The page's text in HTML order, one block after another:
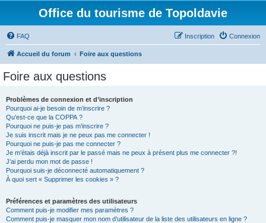
Office du tourisme de Topoldavie
FAQ Connexion
Inscription
Accueil du forum Foire aux questions
Foire aux questions
Problèmes de connexion et d’inscription
Pourquoi ai-je besoin de m’inscrire ?
Qu’est-ce que la COPPA ?
Pourquoi ne puis-je pas m’inscrire ?
Je suis inscrit mais je ne peux pas me connecter !
Pourquoi ne puis-je pas me connecter ?
Je m’étais déjà inscrit par le passé mais ne peux à présent plus me connecter ?!
J’ai perdu mon mot de passe !
Pourquoi suis-je déconnecté automatiquement ?
À quoi sert « Supprimer les cookies » ?
Préférences et paramètres des utilisateurs
Comment puis-je modifier mes paramètres ?
Comment puis-je masquer mon nom d’utilisateur de la liste des utilisateurs en ligne ?